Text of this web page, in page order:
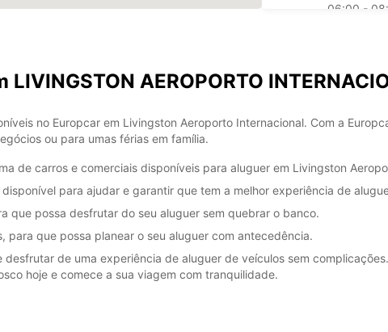
06:00 -
feriados públicos.
+260 (212)
Itinerário
AEROPORTO
no Europcar em Livingston Aeroporto Internacional. Com a
ou para umas férias em família.
de carros e comerciais disponíveis para aluguer em Livingston
para ajudar e garantir que tem a melhor experiência de
que possa desfrutar do seu aluguer sem quebrar o banco.
para que possa planear o seu aluguer com antecedência.
de uma experiência de aluguer de veículos sem
hoje e comece a sua viagem com tranquilidade.